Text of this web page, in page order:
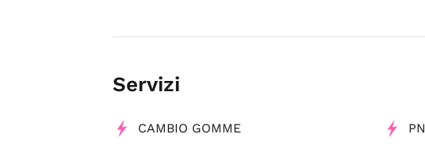
Servizi
CAMBIO GOMME